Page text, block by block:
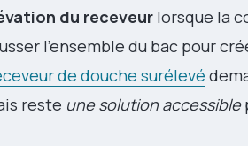
du receveur lorsque la
l'ensemble du bac pour
de douche surélevé
reste une solution accessible